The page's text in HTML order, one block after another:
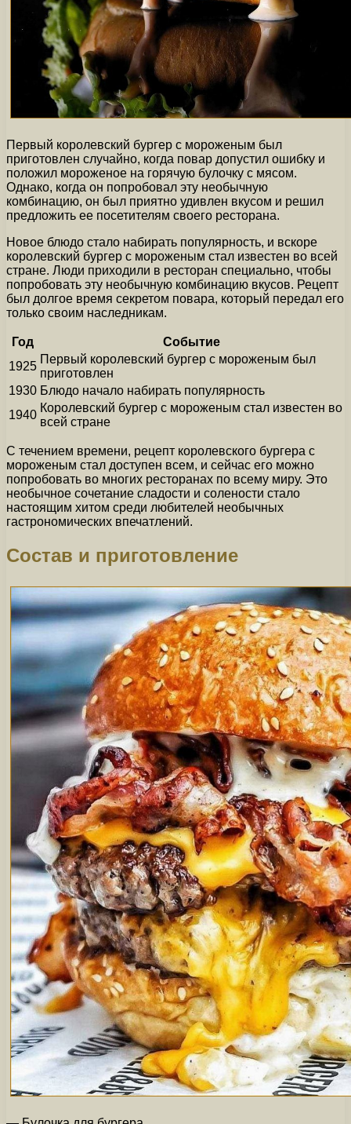
Первый королевский бургер с мороженым был
приготовлен случайно, когда повар допустил ошибку и
положил мороженое на горячую булочку с мясом.
Однако, когда он попробовал эту необычную
комбинацию, он был приятно удивлен вкусом и решил
предложить ее посетителям своего ресторана.
Новое блюдо стало набирать популярность, и вскоре
королевский бургер с мороженым стал известен во всей
стране. Люди приходили в ресторан специально, чтобы
попробовать эту необычную комбинацию вкусов. Рецепт
был долгое время секретом повара, который передал его
только своим наследникам.
Год
Событие
1925
Первый королевский бургер с мороженым был
приготовлен
1930 Блюдо начало набирать популярность
1940
Королевский бургер с мороженым стал известен во
всей стране
С течением времени, рецепт королевского бургера с
мороженым стал доступен всем, и сейчас его можно
попробовать во многих ресторанах по всему миру. Это
необычное сочетание сладости и солености стало
настоящим хитом среди любителей необычных
гастрономических впечатлений.
Состав и приготовление